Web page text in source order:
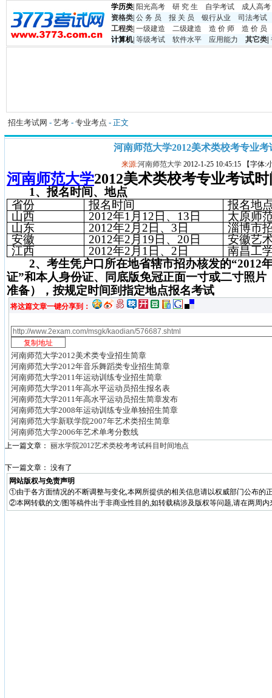
学历类 阳光高考 研 究 生 自学考试
成人高考
资格类 公 务 员 报 关 员 银行从业
司法考试
工程类 一级建造 二级建造 造 价 师
造 价 员
计算机| 等级考试 软件水平 应用能力 其它类
招生考试网 - 艺考 - 专业考点 - 正文
河南师范大学2012美术类校考专业考
来源:河南师范大学 2012-1-25 10:45:15 【字体:
河南师范大学2012美术类校考专业考试
1 、报名时间、地点
省份
报名时间
报名地
山西
2012年1 月 12 日 、 13 日
太原师
山东
2012年2 月 2 日 、 3 日
淄博市
安徽
2012年2 月 19 日 、 20 日
安徽艺
江西
2012年2 月 1 日 、 2 日
南昌工
2、考生凭户口所在地省辖市招办核发的“2012
证”和本人身份证、同底版免冠正面一寸或二寸照片
准备），按规定时间到指定地点报名考试
将这篇文章一键分享到：
河南师范大学2012美术类专业招生简章
河南师范大学2012年音乐舞蹈类专业招生简章
河南师范大学2011年运动训练专业招生简章
河南师范大学2011年高水平运动员招生报名表
河南师范大学2011年高水平运动员招生简章发布
河南师范大学2008年运动训练专业单独招生简章
河南师范大学新联学院2007年艺术类招生简章
河南师范大学2006年艺术单考分数线
上一篇文章： 丽水学院2012艺术类校考考试科目时间地点
下一篇文章： 没有了
网站版权与免责声明
①由于各方面情况的不断调整与变化,本网所提供的相关信息请以权威部门公布的
②本网转载的文/图等稿件出于非商业性目的,如转载稿涉及版权等问题,请在两周内